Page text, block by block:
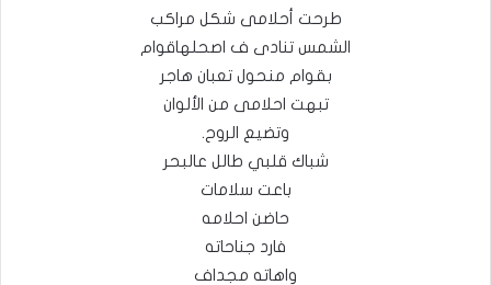
طرحت أحلامى شكل مراكب
الشمس تنادى ف اصحلهاقوام
بقوام منحول تعبان هاجر
تبهت احلامى من الألوان
وتضيع الروح.
شباك قلبي طالل عالبحر
باعت سلامات
حاضن احلامه
فارد جناحاته
واهاته مجداف